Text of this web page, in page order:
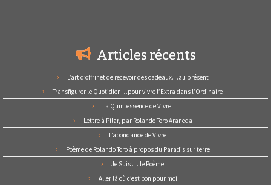
Articles récents
L’art d’offrir et de recevoir des cadeaux…au présent
Transfigurer le Quotidien…pour vivre l’Extra dans l’Ordinaire
La Quintessence de Vivre!
Lettre à Pilar, par Rolando Toro Araneda
L’abondance de Vivre
Poème de Rolando Toro à propos du Paradis sur terre
Je Suis … le Poème
Aller là où c’est bon pour moi